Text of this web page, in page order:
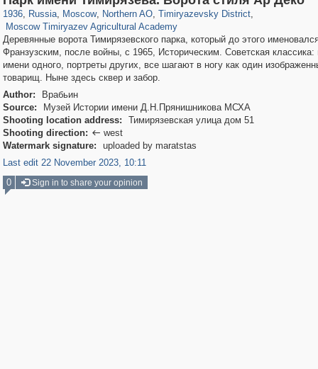
1936, Russia, Moscow, Northern AO, Timiryazevsky District,
Moscow Timiryazev Agricultural Academy
1,466
Деревянные ворота Тимирязевского парка, который до этого
Франзузским, после войны, с 1965, Историческим. Советская классика:
имени одного, портреты других, все шагают в ногу как один
товарищ. Ныне здесь сквер и забор.
Author:
Врабьин
Source:
Музей Истории имени Д.Н.Прянишникова МСХА
Shooting location address:
Тимирязевская улица дом 51
Shooting direction:  west
Watermark signature:
uploaded by maratstas
Last edit 22 November 2023, 10:11
0
Sign in to share your opinion